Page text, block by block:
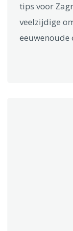
tips voor
veelzijdige
eeuwenoude